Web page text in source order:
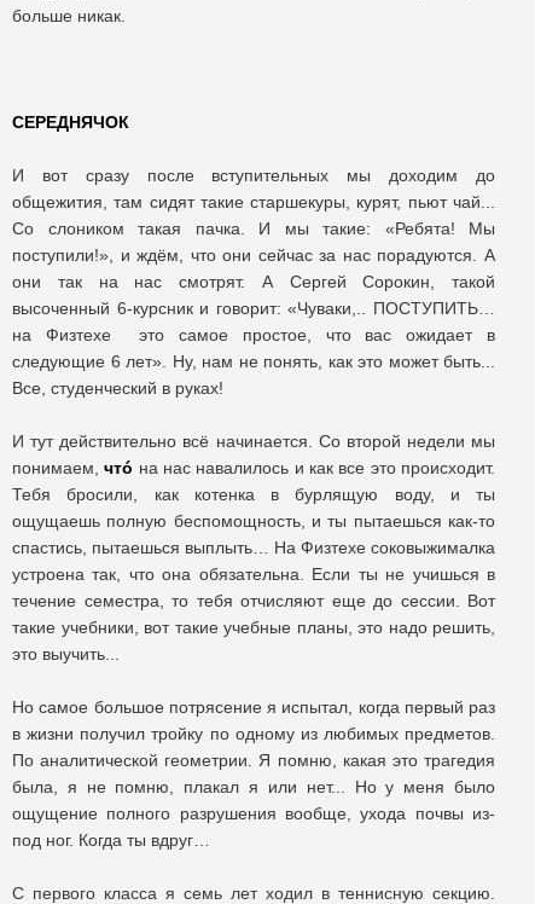
больше никак.
СЕРЕДНЯЧОК
И вот сразу после вступительных мы доходим до
общежития, там сидят такие старшекуры, курят, пьют чай...
Со слоником такая пачка. И мы такие: «Ребята! Мы
поступили!», и ждём, что они сейчас за нас порадуются. А
они так на нас смотрят. А Сергей Сорокин, такой
высоченный 6-курсник и говорит: «Чуваки,.. ПОСТУПИТЬ…
на Физтехе это самое простое, что вас ожидает в
следующие 6 лет». Ну, нам не понять, как это может быть...
Все, студенческий в руках!
И тут действительно всё начинается. Со второй недели мы
понимаем,чтó на нас навалилось и как все это происходит.
Тебя бросили, как котенка в бурлящую воду, и ты
ощущаешь полную беспомощность, и ты пытаешься как-то
спастись, пытаешься выплыть… На Физтехе соковыжималка
устроена так, что она обязательна. Если ты не учишься в
течение семестра, то тебя отчисляют еще до сессии. Вот
такие учебники, вот такие учебные планы, это надо решить,
это выучить...
Но самое большое потрясение я испытал, когда первый раз
в жизни получил тройку по одному из любимых предметов.
По аналитической геометрии. Я помню, какая это трагедия
была, я не помню, плакал я или нет... Но у меня было
ощущение полного разрушения вообще, ухода почвы из-
под ног. Когда ты вдруг…
С первого класса я семь лет ходил в теннисную секцию.